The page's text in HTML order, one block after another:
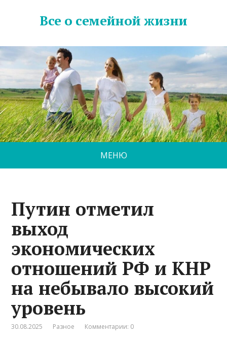
Все о семейной жизни
МЕНЮ
Путин отметил
выход
экономических
отношений РФ и КНР
на небывало высокий
уровень
30.08.2025 Разное Комментарии: 0